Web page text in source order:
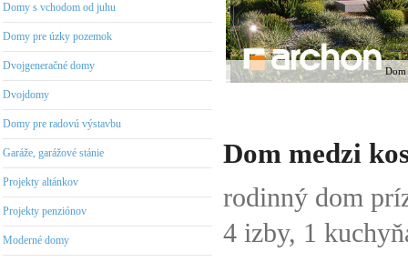
Domy s vchodom od juhu
Domy pre úzky pozemok
Dvojgeneračné domy
Dvojdomy
Domy pre radovú výstavbu
Garáže, garážové stánie
Projekty altánkov
Projekty penziónov
Moderné domy
Dom
Dom medzi
rodinný dom
4 izby, 1